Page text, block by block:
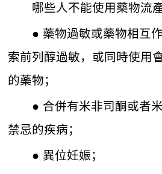
哪些人不能使用藥物流產
● 藥物過敏或藥物相互
索前列醇過敏，或同時使用
的藥物；
● 合併有米非司酮或者
禁忌的疾病；
● 異位妊娠；